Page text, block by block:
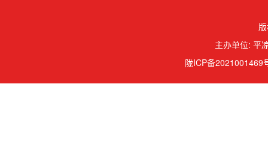
主办单位: 平
陇ICP备2021001469